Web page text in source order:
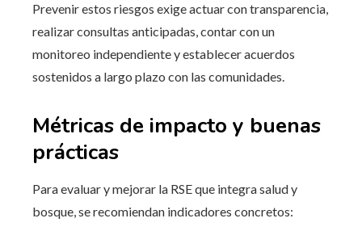
Prevenir estos riesgos exige actuar con transparencia,
realizar consultas anticipadas, contar con un
monitoreo independiente y establecer acuerdos
sostenidos a largo plazo con las comunidades.
Métricas de impacto y buenas
prácticas
Para evaluar y mejorar la RSE que integra salud y
bosque, se recomiendan indicadores concretos: